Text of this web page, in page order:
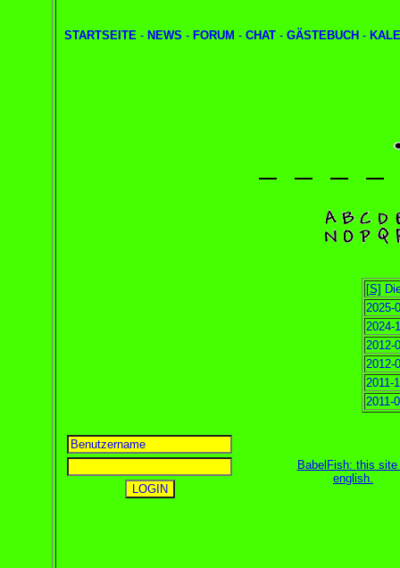
STARTSEITE - NEWS - FORUM - CHAT - GÄSTEBUCH -
[S]
2025-
2024-
2012-
2012-
2011-
2011-
BabelFish: this site
english.